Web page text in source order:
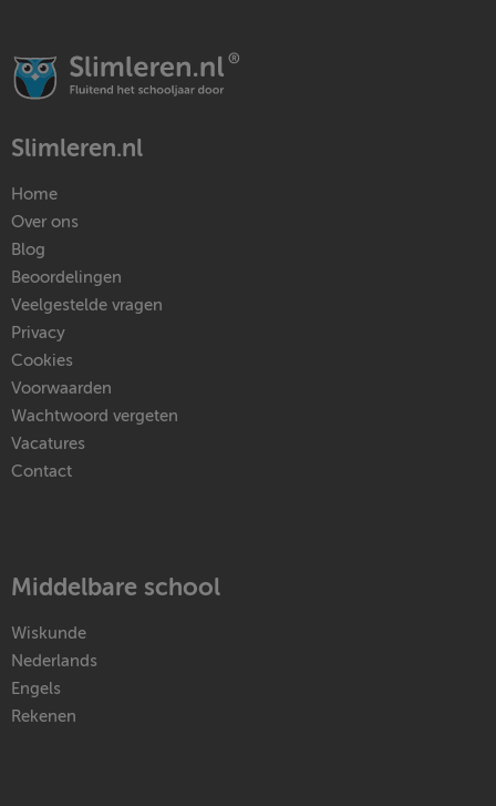
Slimleren.nl
Home
Over ons
Blog
Beoordelingen
Veelgestelde vragen
Privacy
Cookies
Voorwaarden
Wachtwoord vergeten
Vacatures
Contact
Middelbare school
Wiskunde
Nederlands
Engels
Rekenen